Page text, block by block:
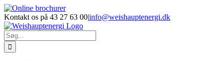
Skip
to
content
Facebook
LinkedIn
YouTube
Online
brochurer
E-
mail
Phone
Kontakt os på 43 27 63 00|info@weishauptenergi.dk
Søg
efter: